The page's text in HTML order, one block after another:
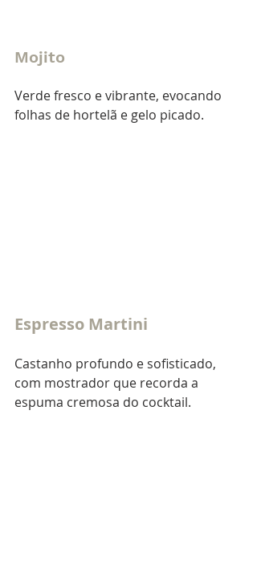
Mojito
Verde fresco e vibrante, evocando
folhas de hortelã e gelo picado.
Espresso Martini
Castanho profundo e sofisticado,
com mostrador que recorda a
espuma cremosa do cocktail.